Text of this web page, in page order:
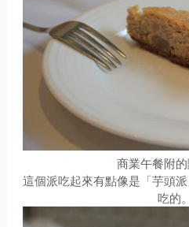
商業午餐附
這個派吃起來有點像是「芋頭
吃的。